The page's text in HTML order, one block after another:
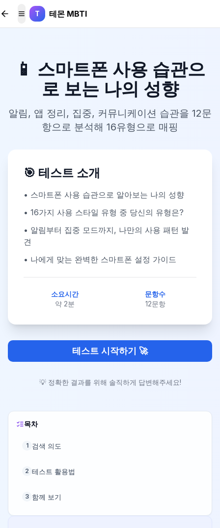
본문 바로가기
메뉴 토글
T 테몬 MBTI
📱 스마트폰 사용 습관으
로 보는 나의 성향
알림, 앱 정리, 집중, 커뮤니케이션 습관을 12문
항으로 분석해 16유형으로 매핑
🎯 테스트 소개
• 스마트폰 사용 습관으로 알아보는 나의 성향
• 16가지 사용 스타일 유형 중 당신의 유형은?
• 알림부터 집중 모드까지, 나만의 사용 패턴 발
견
• 나에게 맞는 완벽한 스마트폰 설정 가이드
소요시간
약 2분
문항수
12문항
테스트 시작하기 🚀
💡 정확한 결과를 위해 솔직하게 답변해주세요!
목차
1 검색 의도
2 테스트 활용법
3 함께 보기